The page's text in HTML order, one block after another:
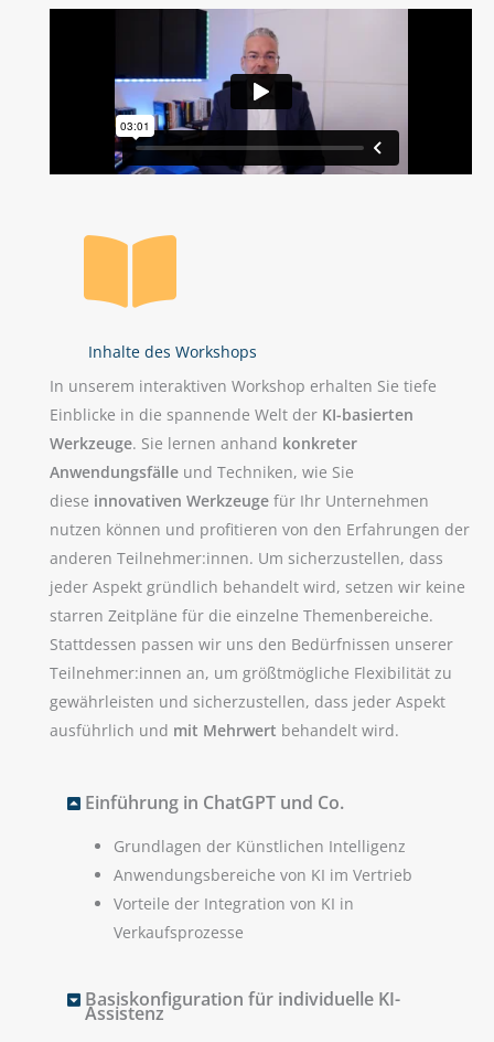
Inhalte des Workshops
In unserem interaktiven Workshop erhalten Sie tiefe
Einblicke in die spannende Welt der KI-basierten
Werkzeuge. Sie lernen anhand konkreter
Anwendungsfälle und Techniken, wie Sie
diese innovativen Werkzeuge für Ihr Unternehmen
nutzen können und profitieren von den Erfahrungen der
anderen Teilnehmer:innen. Um sicherzustellen, dass
jeder Aspekt gründlich behandelt wird, setzen wir keine
starren Zeitpläne für die einzelne Themenbereiche.
Stattdessen passen wir uns den Bedürfnissen unserer
Teilnehmer:innen an, um größtmögliche Flexibilität zu
gewährleisten und sicherzustellen, dass jeder Aspekt
ausführlich und mit Mehrwert behandelt wird.
Einführung in ChatGPT und Co.
Grundlagen der Künstlichen Intelligenz
Anwendungsbereiche von KI im Vertrieb
Vorteile der Integration von KI in
Verkaufsprozesse
Basiskonfiguration für individuelle KI-
Assistenz